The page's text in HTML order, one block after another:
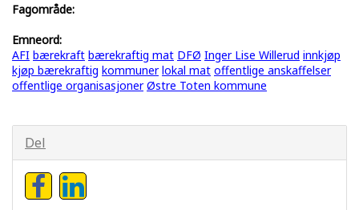
Fagområde:
Emneord:
AFI bærekraft bærekraftig mat DFØ Inger Lise Willerud innkjøp
kjøp bærekraftig kommuner lokal mat offentlige anskaffelser
offentlige organisasjoner Østre Toten kommune
Del